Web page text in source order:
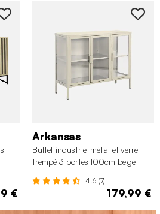
€
Arkansas
Buffet industriel métal et verre
trempé 3 portes 100cm beige
4.6 (7)
179,99 €